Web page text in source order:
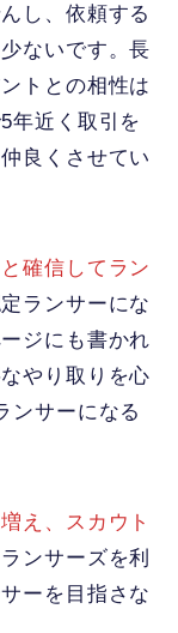
し、依頼する
ないです。長
トとの相性は
年近く取引を
良くさせてい
確信してラン
ランサーにな
ジにも書かれ
やり取りを心
ンサーになる
え、スカウト
ンサーズを利
ーを目指さな